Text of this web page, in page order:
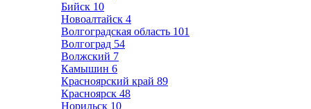
Бийск 10
Новоалтайск 4
Волгоградская область 101
Волгоград 54
Волжский 7
Камышин 6
Красноярский край 89
Красноярск 48
Норильск 10